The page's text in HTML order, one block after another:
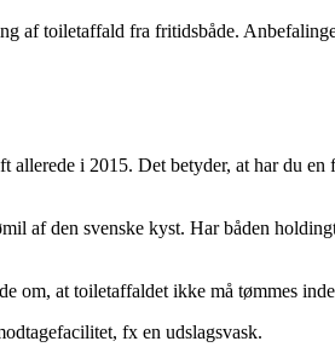
af toiletaffald fra fritidsbåde.
i 2015. Det betyder, at har du
af den svenske kyst. Har båden
om, at toiletaffaldet ikke må tømmes
fx en udslagsvask.